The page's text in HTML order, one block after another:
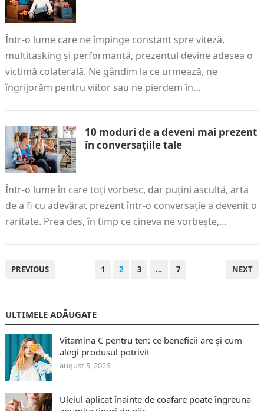
Într-o lume care ne împinge constant spre viteză,
multitasking și performanță, prezentul devine adesea o
victimă colaterală. Ne gândim la ce urmează, ne
îngrijorăm pentru viitor sau ne pierdem în…
10 moduri de a deveni mai prezent
în conversațiile tale
Într-o lume în care toți vorbesc, dar puțini ascultă, arta
de a fi cu adevărat prezent într-o conversație a devenit o
raritate. Prea des, în timp ce cineva ne vorbește,…
PAGINAȚIE
PREVIOUS 1 2 3 … 7 NEXT
ULTIMELE ADĂUGATE
Vitamina C pentru ten: ce beneficii are și cum
alegi produsul potrivit
august 5, 2026
Uleiul aplicat înainte de coafare poate îngreuna